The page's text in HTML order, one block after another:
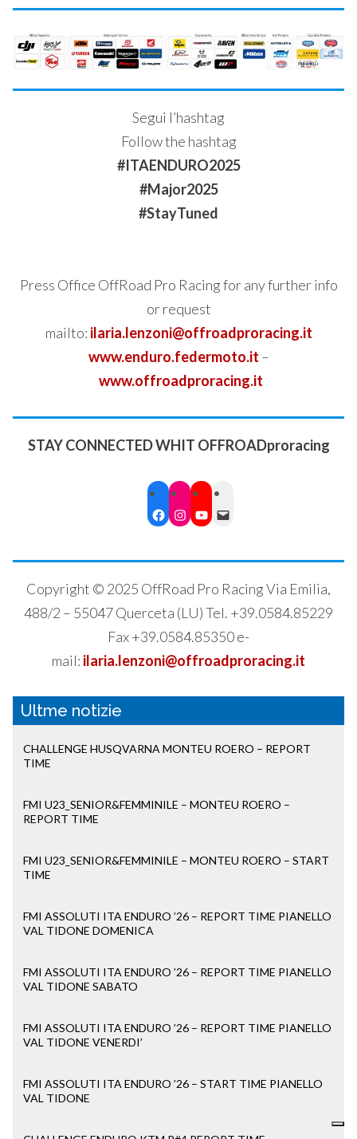
Segui l’hashtag
Follow the hashtag
#ITAENDURO2025
#Major2025
#StayTuned
Press Office OffRoad Pro Racing for any further info
or request
mailto: ilaria.lenzoni@offroadproracing.it
www.enduro.federmoto.it –
www.offroadproracing.it
STAY CONNECTED WHIT OFFROADproracing
Facebook
Instagram
YouTube
Mail
Copyright © 2025 OffRoad Pro Racing Via Emilia,
488/2 – 55047 Querceta (LU) Tel. +39.0584.85229
Fax +39.0584.85350 e-
mail: ilaria.lenzoni@offroadproracing.it
Ultme notizie
CHALLENGE HUSQVARNA MONTEU ROERO – REPORT
TIME
FMI U23_SENIOR&FEMMINILE – MONTEU ROERO –
REPORT TIME
FMI U23_SENIOR&FEMMINILE – MONTEU ROERO – START
TIME
FMI ASSOLUTI ITA ENDURO ’26 – REPORT TIME PIANELLO
VAL TIDONE DOMENICA
FMI ASSOLUTI ITA ENDURO ’26 – REPORT TIME PIANELLO
VAL TIDONE SABATO
FMI ASSOLUTI ITA ENDURO ’26 – REPORT TIME PIANELLO
VAL TIDONE VENERDI’
FMI ASSOLUTI ITA ENDURO ’26 – START TIME PIANELLO
VAL TIDONE